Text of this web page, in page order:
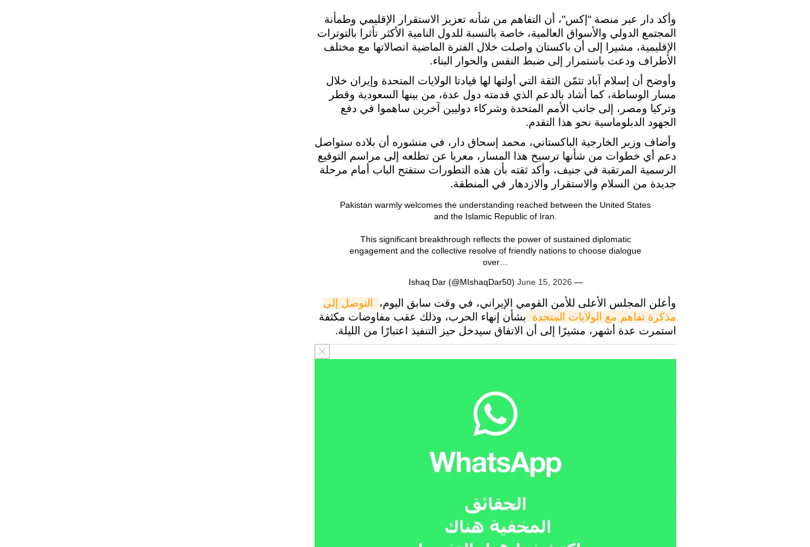
وأكد دار عبر منصة "إكس"، أن التفاهم من شأنه تعزيز الاستقرار الإقليمي وطمأنة
المجتمع الدولي والأسواق العالمية، خاصة بالنسبة للدول النامية الأكثر تأثرا بالتوترات
الإقليمية، مشيرا إلى أن باكستان واصلت خلال الفترة الماضية اتصالاتها مع مختلف
الأطراف ودعت باستمرار إلى ضبط النفس والحوار البناء.
وأوضح أن إسلام آباد تثمّن الثقة التي أولتها لها قيادتا الولايات المتحدة وإيران خلال
مسار الوساطة، كما أشاد بالدعم الذي قدمته دول عدة، من بينها السعودية وقطر
وتركيا ومصر، إلى جانب الأمم المتحدة وشركاء دوليين آخرين ساهموا في دفع
الجهود الدبلوماسية نحو هذا التقدم.
وأضاف وزير الخارجية الباكستاني، محمد إسحاق دار، في منشوره أن بلاده ستواصل
دعم أي خطوات من شأنها ترسيخ هذا المسار، معربا عن تطلعه إلى مراسم التوقيع
الرسمية المرتقبة في جنيف، وأكد ثقته بأن هذه التطورات ستفتح الباب أمام مرحلة
جديدة من السلام والاستقرار والازدهار في المنطقة.
Pakistan warmly welcomes the understanding reached between the United States
and the Islamic Republic of Iran.
This significant breakthrough reflects the power of sustained diplomatic
engagement and the collective resolve of friendly nations to choose dialogue
over…
— Ishaq Dar (@MIshaqDar50)
June 15, 2026
وأعلن المجلس الأعلى للأمن القومي الإيراني، في وقت سابق اليوم،
مذكرة تفاهم مع الولايات المتحدة بشأن إنهاء الحرب، وذلك عقب مفاوضات مكثفة
استمرت عدة أشهر، مشيرًا إلى أن الاتفاق سيدخل حيز التنفيذ اعتبارًا من الليلة.